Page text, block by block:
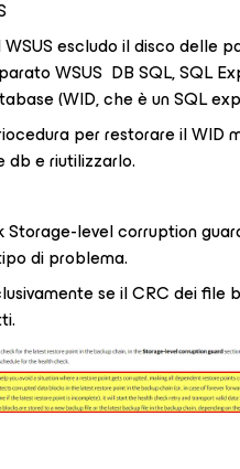
WSUS escludo il disco delle
WSUS DB SQL, SQL
(WID, che è un SQL
per restorare il WID
db e riutilizzarlo.
Storage-level corruption
di problema.
se il CRC dei file